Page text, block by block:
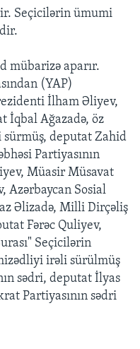
Seçicilərin ümumi
mübarizə aparır.
(YAP)
İlham Əliyev,
İqbal Ağazadə, öz
deputat Zahid
Partiyasının
Müasir Müsavat
Azərbaycan Sosial
Əlizadə, Milli Dirçəliş
Fərəc Quliyev,
Seçicilərin
irəli sürülmüş
sədri, deputat İlyas
Partiyasının sədri